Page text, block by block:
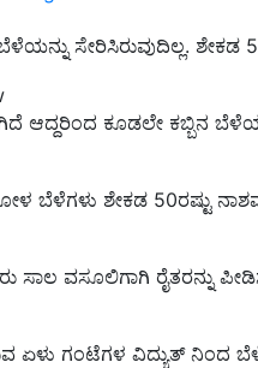
ಸೇರಿಸಿರುವುದಿಲ್ಲ. ಶೇಕಡ
ಆದ್ದರಿಂದ ಕೂಡಲೇ ಕಬ್ಬಿನ
ಬೆಳೆಗಳು ಶೇಕಡ 50ರಷ್ಟು
ಸಾಲ ವಸೂಲಿಗಾಗಿ ರೈತರನ್ನು
ಏಳು ಗಂಟೆಗಳ ವಿದ್ಯುತ್ ನಿಂದ